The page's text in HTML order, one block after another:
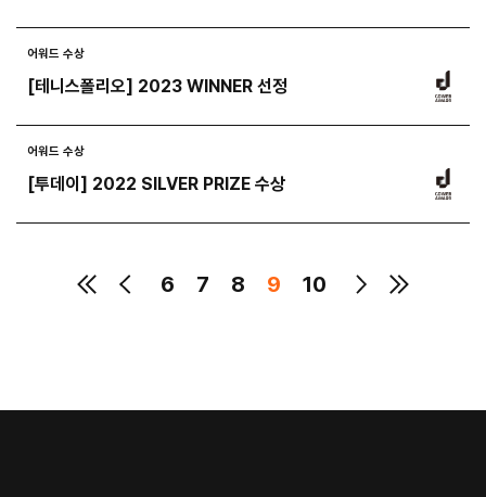
어워드 수상
[테니스폴리오] 2023 WINNER 선정
어워드 수상
[투데이] 2022 SILVER PRIZE 수상
6 7 8 9 10